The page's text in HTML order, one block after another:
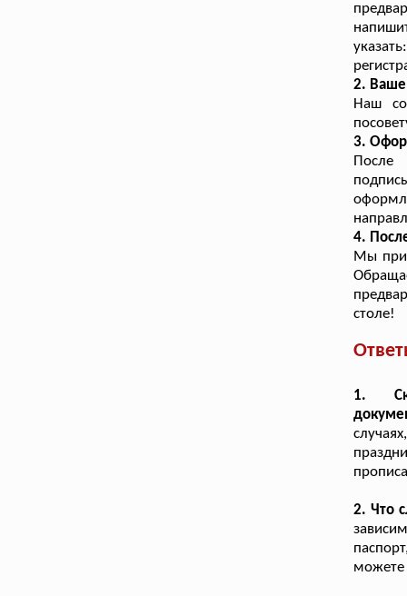
2. Ваше
Наш
3.
После
4.
Мы
столе!
1.
2. Что
можете